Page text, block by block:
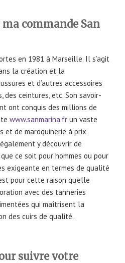
commande San
en 1981 à Marseille. Il s’agit
la création et la
et d’autres accessoires
des ceintures, etc. Son savoir-
ont conquis des millions de
www.sanmarina.fr un vaste
et de maroquinerie à prix
y découvrir de
ce soit pour hommes ou pour
exigeante en termes de qualité
pour cette raison qu’elle
avec des tanneries
qui maîtrisent la
des cuirs de qualité.
suivre votre